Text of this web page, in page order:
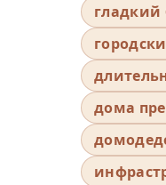
гладкий
дома